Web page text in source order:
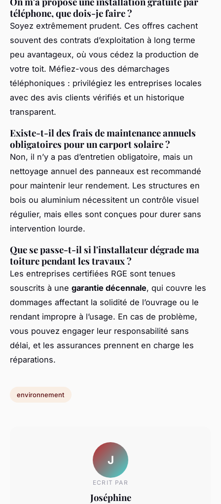
téléphone, que dois-je faire ?
Soyez extrêmement prudent. Ces offres cachent
souvent des contrats d’exploitation à long terme
peu avantageux, où vous cédez la production de
votre toit. Méfiez-vous des démarchages
téléphoniques : privilégiez les entreprises locales
avec des avis clients vérifiés et un historique
transparent.
Existe-t-il des frais de maintenance annuels
obligatoires pour un carport solaire ?
Non, il n’y a pas d’entretien obligatoire, mais un
nettoyage annuel des panneaux est recommandé
pour maintenir leur rendement. Les structures en
bois ou aluminium nécessitent un contrôle visuel
régulier, mais elles sont conçues pour durer sans
intervention lourde.
Que se passe-t-il si l'installateur dégrade ma
toiture pendant les travaux ?
Les entreprises certifiées RGE sont tenues
souscrits à une garantie décennale, qui couvre les
dommages affectant la solidité de l’ouvrage ou le
rendant impropre à l’usage. En cas de problème,
vous pouvez engager leur responsabilité sans
délai, et les assurances prennent en charge les
réparations.
environnement
J
ECRIT PAR
Joséphine